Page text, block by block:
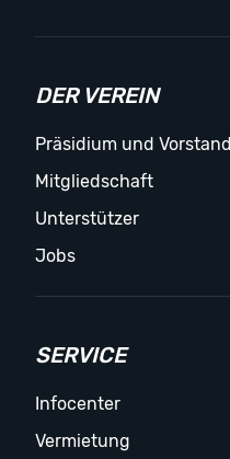
DER VEREIN
Präsidium und Vorstand
Mitgliedschaft
Unterstützer
Jobs
SERVICE
Infocenter
Vermietung